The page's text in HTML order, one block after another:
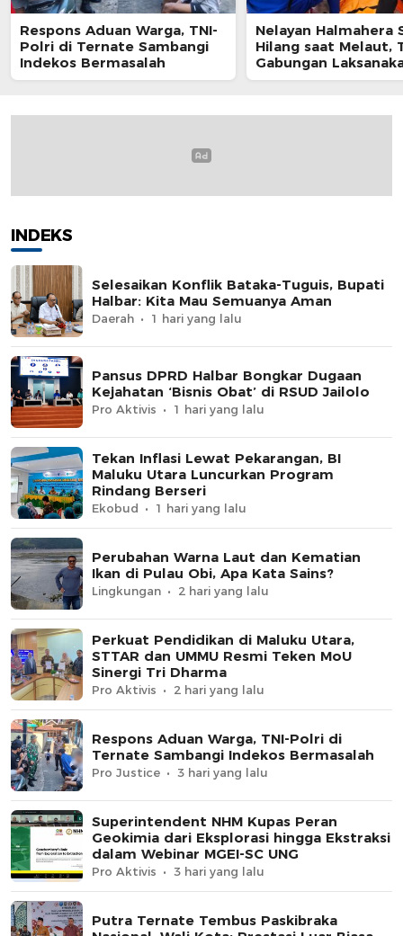
Respons Aduan Warga, TNI-
Polri di Ternate Sambangi
Indekos Bermasalah
Nelayan Halmahera
Hilang saat Melaut,
Gabungan
Pencarian
INDEKS
Selesaikan Konflik Bataka-Tuguis, Bupati
Halbar: Kita Mau Semuanya Aman
Daerah 1 hari yang lalu
Pansus DPRD Halbar Bongkar Dugaan
Kejahatan ‘Bisnis Obat’ di RSUD Jailolo
Pro Aktivis 1 hari yang lalu
Tekan Inflasi Lewat Pekarangan, BI
Maluku Utara Luncurkan Program
Rindang Berseri
Ekobud 1 hari yang lalu
Perubahan Warna Laut dan Kematian
Ikan di Pulau Obi, Apa Kata Sains?
Lingkungan 2 hari yang lalu
Perkuat Pendidikan di Maluku Utara,
STTAR dan UMMU Resmi Teken MoU
Sinergi Tri Dharma
Pro Aktivis 2 hari yang lalu
Respons Aduan Warga, TNI-Polri di
Ternate Sambangi Indekos Bermasalah
Pro Justice 3 hari yang lalu
Superintendent NHM Kupas Peran
Geokimia dari Eksplorasi hingga Ekstraksi
dalam Webinar MGEI-SC UNG
Pro Aktivis 3 hari yang lalu
Putra Ternate Tembus Paskibraka